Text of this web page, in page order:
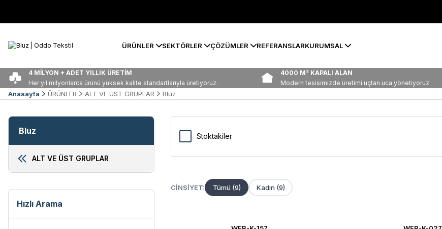
ÜRÜNLER SEKTÖRLER ÇÖZÜMLER REFERANSLARKURUMSAL
4 MİLYON + ADET YILLIK ÜRETİM
Her yıl milyonlarca ürünü yüksek kalite standartlarıyla üretiyoruz.
4000 M² KAPALI ALAN
Modern tesisimizde üretimi uçtan uca yönetiyoruz
Anasayfa ÜRÜNLER ALT VE ÜST GRUPLAR Bluz
Bluz
ALT VE ÜST GRUPLAR
Hızlı Arama
Stoktakiler
CINSIYET: Tümü (9) Kadın (9)